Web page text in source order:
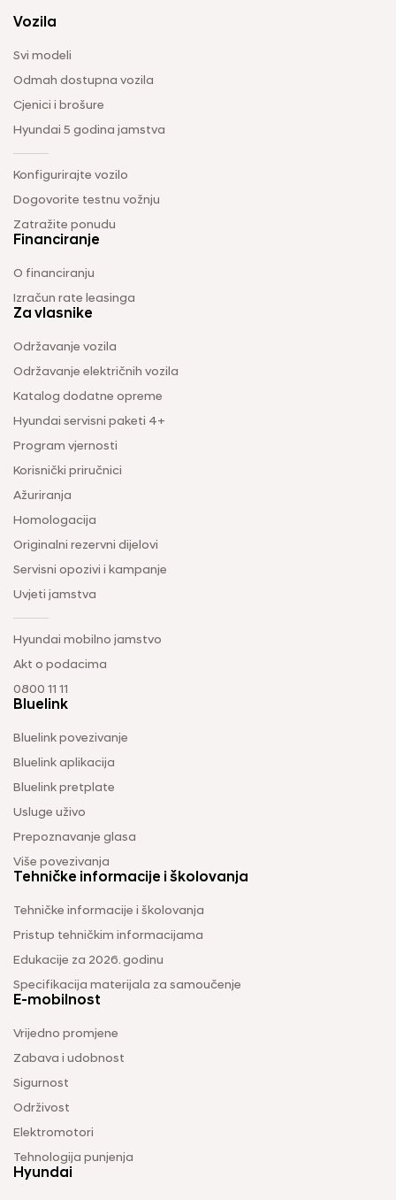
Vozila
Svi modeli
Odmah dostupna vozila
Cjenici i brošure
Hyundai 5 godina jamstva
Konfigurirajte vozilo
Dogovorite testnu vožnju
Zatražite ponudu
Financiranje
O financiranju
Izračun rate leasinga
Za vlasnike
Održavanje vozila
Održavanje električnih vozila
Katalog dodatne opreme
Hyundai servisni paketi 4+
Program vjernosti
Korisnički priručnici
Ažuriranja
Homologacija
Originalni rezervni dijelovi
Servisni opozivi i kampanje
Uvjeti jamstva
Hyundai mobilno jamstvo
Akt o podacima
0800 11 11
Bluelink
Bluelink povezivanje
Bluelink aplikacija
Bluelink pretplate
Usluge uživo
Prepoznavanje glasa
Više povezivanja
Tehničke informacije i školovanja
Tehničke informacije i školovanja
Pristup tehničkim informacijama
Edukacije za 2026. godinu
Specifikacija materijala za samoučenje
E-mobilnost
Vrijedno promjene
Zabava i udobnost
Sigurnost
Održivost
Elektromotori
Tehnologija punjenja
Hyundai